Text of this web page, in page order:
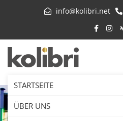
info@kolibri.net
STARTSEITE
ÜBER UNS